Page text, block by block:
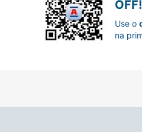
OFF!
Use o
na